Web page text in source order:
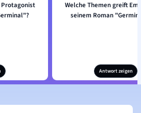
Welche Themen greift
seinem Roman
Antwort zeigen